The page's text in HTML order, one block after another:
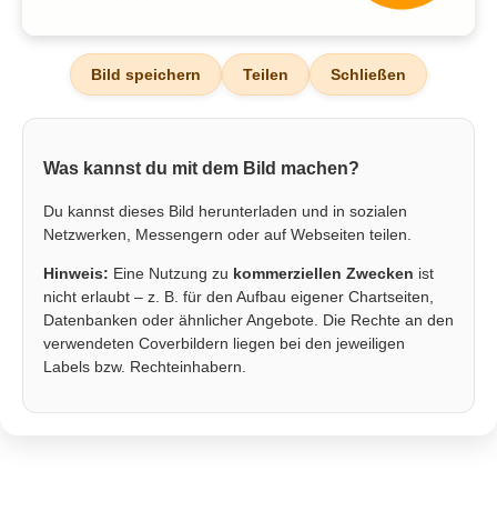
Bild speichern Teilen Schließen
Was kannst du mit dem Bild machen?
Du kannst dieses Bild herunterladen und in sozialen
Netzwerken, Messengern oder auf Webseiten teilen.
Hinweis: Eine Nutzung zu kommerziellen Zwecken ist
nicht erlaubt – z. B. für den Aufbau eigener Chartseiten,
Datenbanken oder ähnlicher Angebote. Die Rechte an den
verwendeten Coverbildern liegen bei den jeweiligen
Labels bzw. Rechteinhabern.